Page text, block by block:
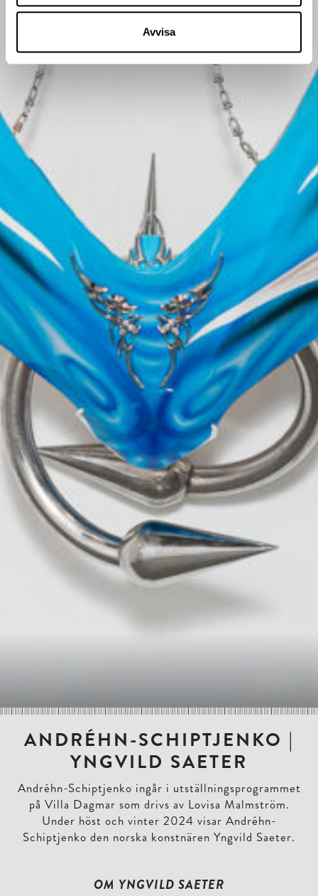
Avvisa
ANDRÉHN-SCHIPTJENKO |
YNGVILD SAETER
Andréhn-Schiptjenko ingår i utställningsprogrammet
på Villa Dagmar som drivs av Lovisa Malmström.
Under höst och vinter 2024 visar Andréhn-
Schiptjenko den norska konstnären Yngvild Saeter.
OM YNGVILD SAETER